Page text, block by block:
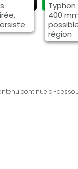
Typhon
400
région
continue ci-